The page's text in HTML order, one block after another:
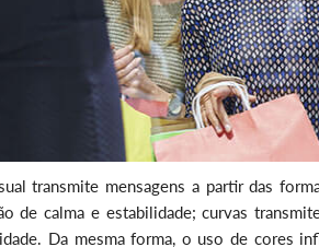
transmite mensagens a partir das
de calma e estabilidade; curvas
Da mesma forma, o uso de cores